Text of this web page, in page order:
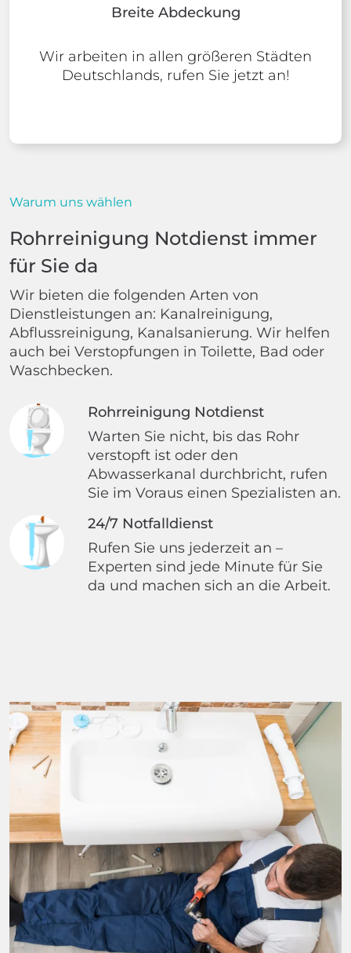
Breite Abdeckung
Wir arbeiten in allen größeren Städten
Deutschlands, rufen Sie jetzt an!
Warum uns wählen
Rohrreinigung Notdienst immer
für Sie da
Wir bieten die folgenden Arten von
Dienstleistungen an: Kanalreinigung,
Abflussreinigung, Kanalsanierung. Wir helfen
auch bei Verstopfungen in Toilette, Bad oder
Waschbecken.
Rohrreinigung Notdienst
Warten Sie nicht, bis das Rohr
verstopft ist oder den
Abwasserkanal durchbricht, rufen
Sie im Voraus einen Spezialisten an.
24/7 Notfalldienst
Rufen Sie uns jederzeit an –
Experten sind jede Minute für Sie
da und machen sich an die Arbeit.